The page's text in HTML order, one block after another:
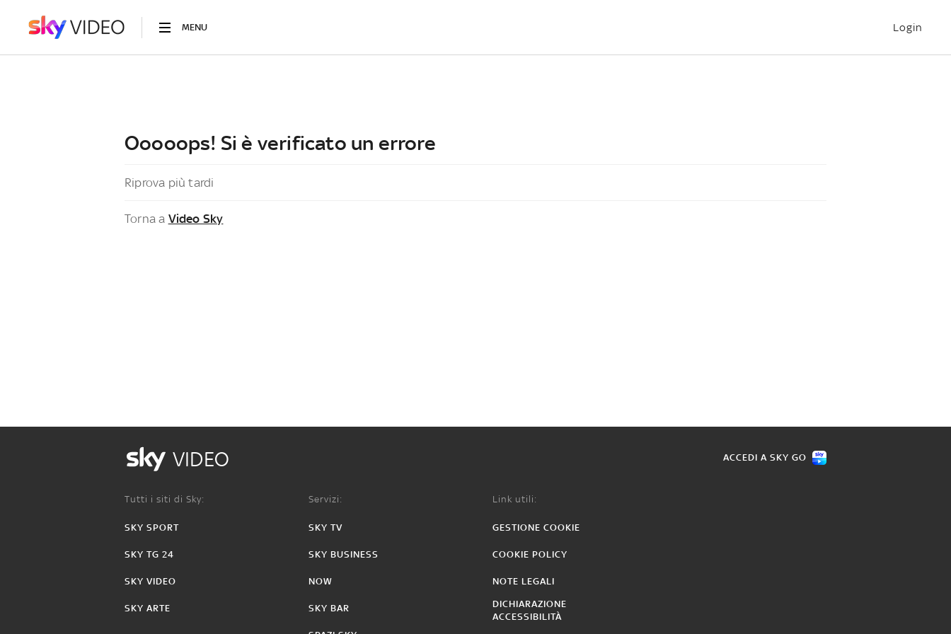
MENU Login
Ooooops! Si è verificato un errore
Riprova più tardi
Torna a Video Sky
VIDEO ACCEDI A SKY GO
Tutti i siti di Sky:
SKY SPORT
SKY TG 24
SKY VIDEO
SKY ARTE
Servizi:
SKY TV
SKY BUSINESS
NOW
SKY BAR
Link utili:
GESTIONE COOKIE
COOKIE POLICY
NOTE LEGALI
DICHIARAZIONE
ACCESSIBILITÀ